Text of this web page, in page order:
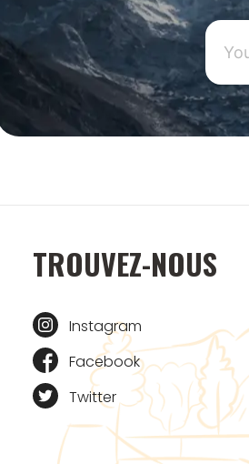
TROUVEZ-NOUS
Instagram
Facebook
Twitter